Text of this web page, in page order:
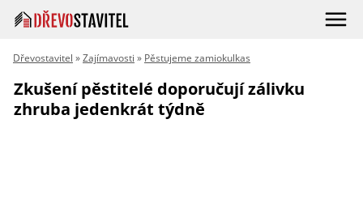
Dřevostavitel »Zajímavosti » Pěstujeme zamiokulkas
Zkušení pěstitelé doporučují zálivku
zhruba jedenkrát týdně